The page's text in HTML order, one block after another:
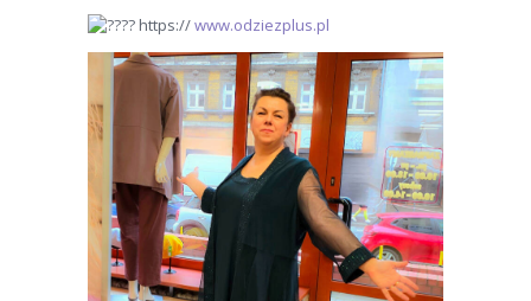
https://www.odziezplus.pl